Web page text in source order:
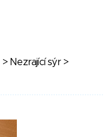
> Nezrající sýr>